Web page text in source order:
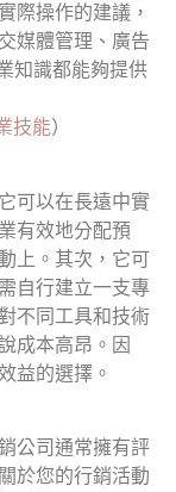
際操作的建議，
媒體管理、廣告
知識都能夠提供
技能）
可以在長遠中實
有效地分配預
上。其次，它可
自行建立一支專
不同工具和技術
成本高昂。因
益的選擇。
公司通常擁有評
於您的行銷活動